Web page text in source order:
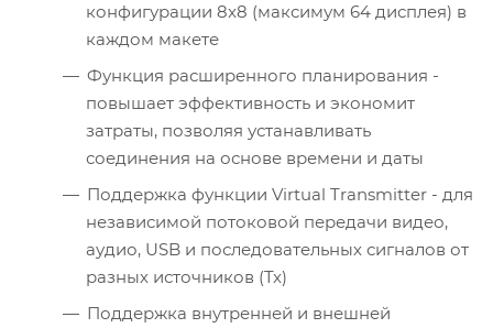
конфигурации 8x8 (максимум 64 дисплея) в
каждом макете
Функция расширенного планирования -
повышает эффективность и экономит
затраты, позволяя устанавливать
соединения на основе времени и даты
Поддержка функции Virtual Transmitter - для
независимой потоковой передачи видео,
аудио, USB и последовательных сигналов от
разных источников (Tx)
Поддержка внутренней и внешней